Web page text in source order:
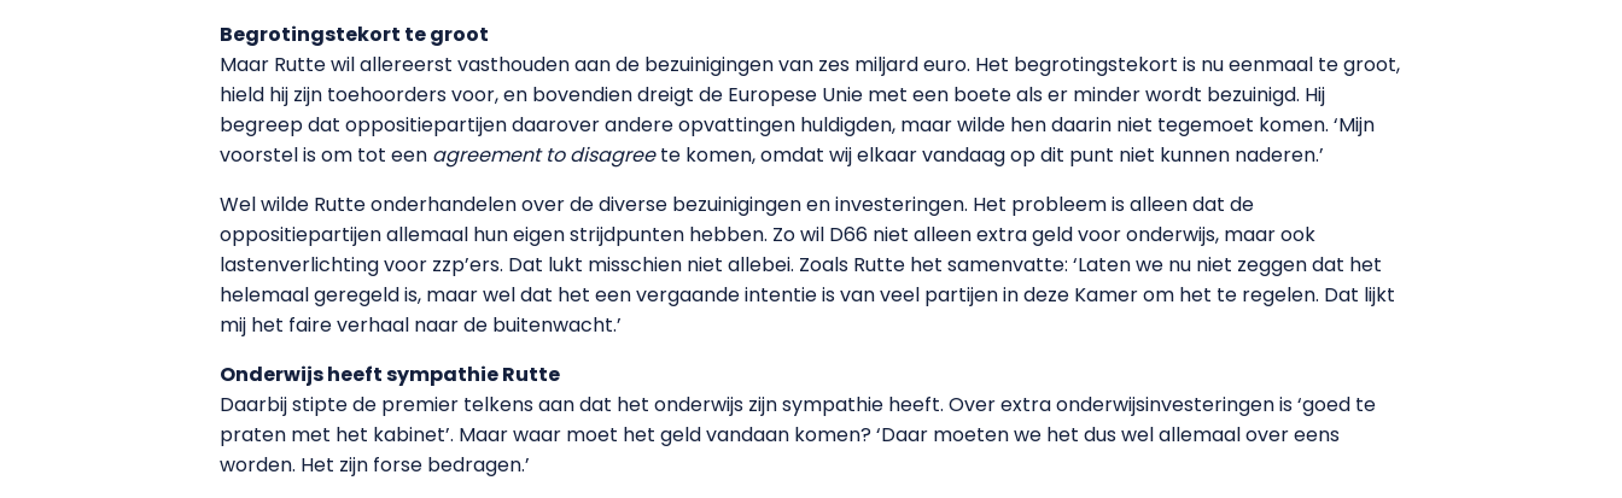
Begrotingstekort te groot
Maar Rutte wil allereerst vasthouden aan de bezuinigingen van zes miljard euro. Het begrotingstekort is nu eenmaal te groot,
hield hij zijn toehoorders voor, en bovendien dreigt de Europese Unie met een boete als er minder wordt bezuinigd. Hij
begreep dat oppositiepartijen daarover andere opvattingen huldigden, maar wilde hen daarin niet tegemoet komen. ‘Mijn
voorstel is om tot een agreement to disagreete komen, omdat wij elkaar vandaag op dit punt niet kunnen naderen.’
Wel wilde Rutte onderhandelen over de diverse bezuinigingen en investeringen. Het probleem is alleen dat de
oppositiepartijen allemaal hun eigen strijdpunten hebben. Zo wil D66 niet alleen extra geld voor onderwijs, maar ook
lastenverlichting voor zzp’ers. Dat lukt misschien niet allebei. Zoals Rutte het samenvatte: ‘Laten we nu niet zeggen dat het
helemaal geregeld is, maar wel dat het een vergaande intentie is van veel partijen in deze Kamer om het te regelen. Dat lijkt
mij het faire verhaal naar de buitenwacht.’
Onderwijs heeft sympathie Rutte
Daarbij stipte de premier telkens aan dat het onderwijs zijn sympathie heeft. Over extra onderwijsinvesteringen is ‘goed te
praten met het kabinet’. Maar waar moet het geld vandaan komen? ‘Daar moeten we het dus wel allemaal over eens
worden. Het zijn forse bedragen.’